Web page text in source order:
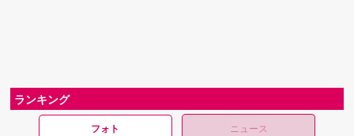
ランキング
フォト ニュース